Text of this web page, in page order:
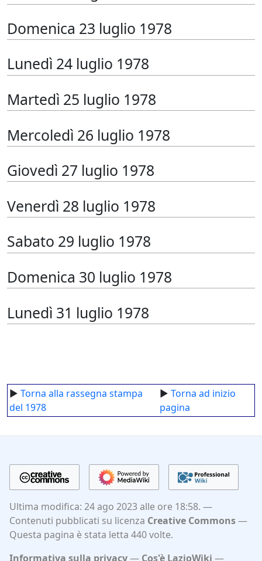
Domenica 23 luglio 1978
Lunedì 24 luglio 1978
Martedì 25 luglio 1978
Mercoledì 26 luglio 1978
Giovedì 27 luglio 1978
Venerdì 28 luglio 1978
Sabato 29 luglio 1978
Domenica 30 luglio 1978
Lunedì 31 luglio 1978
► Torna alla rassegna stampa
del 1978
► Torna ad inizio
pagina
Ultima modifica: 24 ago 2023 alle ore 18:58.
Contenuti pubblicati su licenza Creative Commons
Questa pagina è stata letta 440 volte.
Informativa sulla privacy
Cos'è LazioWiki